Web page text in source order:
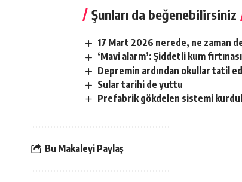
Şunları da beğenebilirsiniz
17 Mart 2026 nerede, ne zaman
‘Mavi alarm’: Şiddetli kum
Depremin ardından okullar tatil
Sular tarihi de yuttu
Prefabrik gökdelen sistemi
Bu Makaleyi Paylaş